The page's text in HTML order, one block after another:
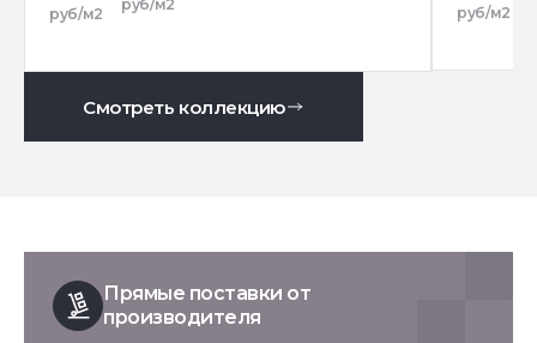
руб/м2
руб/м2 руб/м2
Смотреть коллекцию
Прямые поставки от
производителя